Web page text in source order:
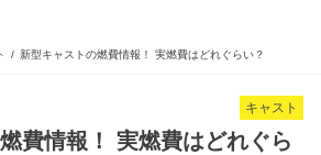
新型キャストの燃費情報！ 実燃費はどれぐらい？
キャスト
費情報！ 実燃費はどれぐら